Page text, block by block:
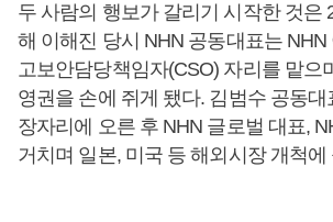
두 사람의 행보가 갈리기 시작한 것은
해 이해진 당시 NHN 공동대표는 NHN
고보안담당책임자(CSO) 자리를 맡으
영권을 손에 쥐게 됐다. 김범수 공동
장자리에 오른 후 NHN 글로벌 대표,
거치며 일본, 미국 등 해외시장 개척에